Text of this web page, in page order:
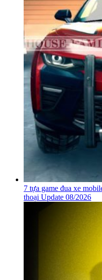
7 tựa game đua xe
thoại Update 08/2026